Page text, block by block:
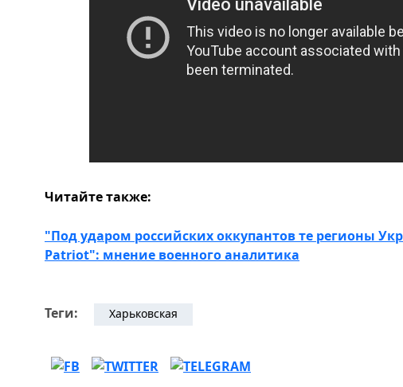
Читайте также:
"Под ударом российских оккупантов те регионы
Patriot": мнение военного аналитика
Теги: Харьковская